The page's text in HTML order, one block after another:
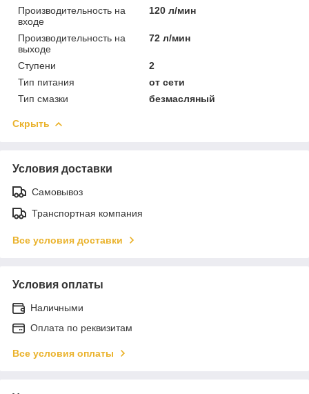
Производительность на
входе
120 л/мин
Производительность на
выходе
72 л/мин
Ступени
2
Тип питания
от сети
Тип смазки
безмасляный
Скрыть
Условия доставки
Самовывоз
Транспортная компания
Все условия доставки
Условия оплаты
Наличными
Оплата по реквизитам
Все условия оплаты